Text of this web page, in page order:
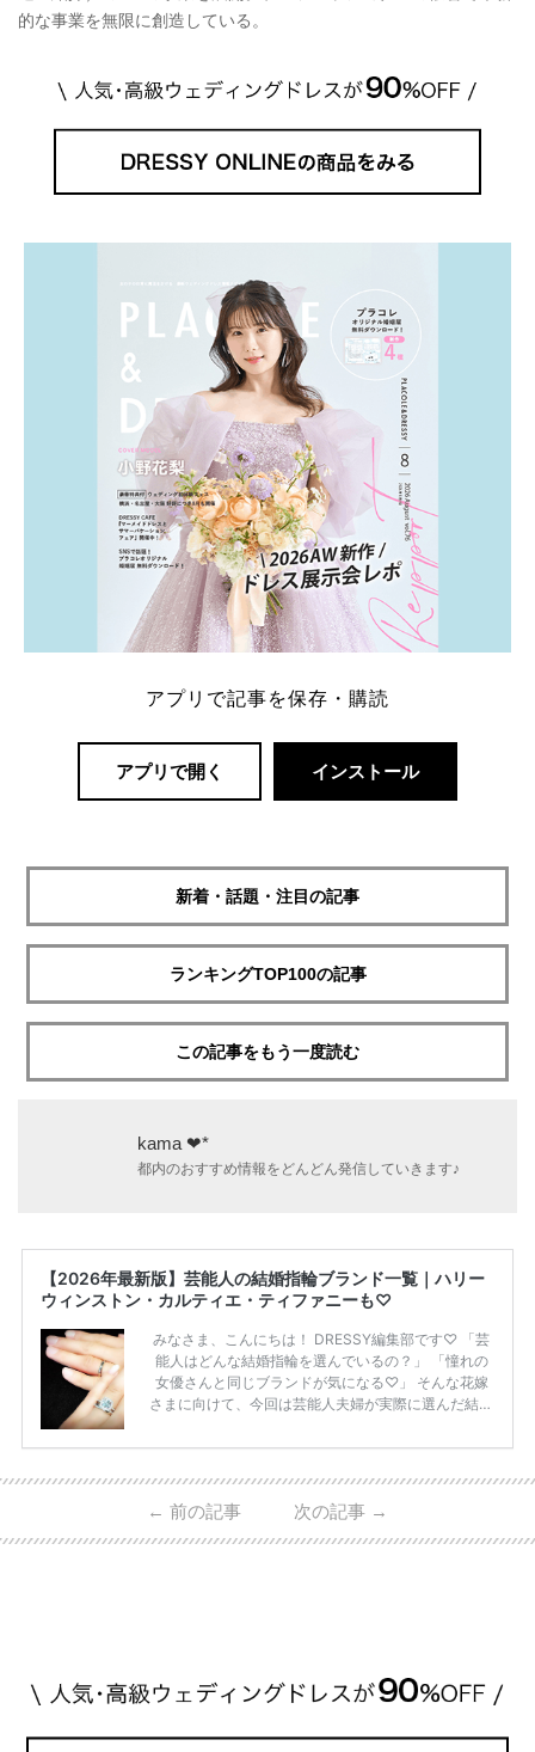
的な事業を無限に創造している。
アプリで記事を保存・購読
アプリで開く インストール
新着・話題・注目の記事
ランキングTOP100の記事
この記事をもう一度読む
kama ❤︎*
都内のおすすめ情報をどんどん発信していきます♪
【2026年最新版】芸能人の結婚指輪ブランド一覧｜ハリー
ウィンストン・カルティエ・ティファニーも♡
みなさま、こんにちは！ DRESSY編集部です♡ 「芸
能人はどんな結婚指輪を選んでいるの？」 「憧れの
女優さんと同じブランドが気になる♡」 そんな花嫁
さまに向けて、今回は芸能人夫婦が実際に選んだ結婚
ーウィンストンやカルティエ、ティファニーなど世界
日本で人気のブランドまで幅広くご紹介。 さらに、
・愛用している芸能人夫婦 ・リングの特徴や魅力 ・
← 前の記事 次の記事 →